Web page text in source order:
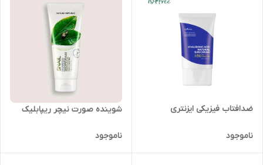
ضدافتاب فیزیکی ایزنتری
ناموجود
شوینده صورت نیچر ریپابلیک
ناموجود